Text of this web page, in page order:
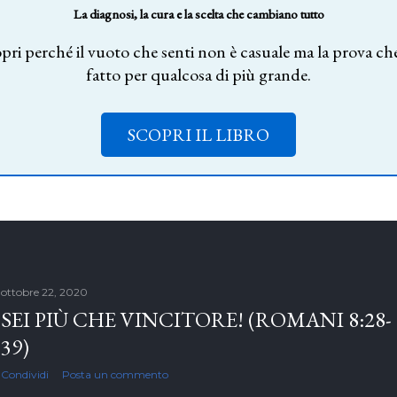
La diagnosi, la cura e la scelta che cambiano tutto
perché il vuoto che senti non è casuale ma la prova
fatto per qualcosa di più grande.
SCOPRI IL LIBRO
ottobre 22, 2020
SEI PIÙ CHE VINCITORE! (ROMANI 8:28-
39)
Condividi Posta un commento